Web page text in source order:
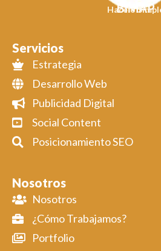
BIMAP
Hacelo
Servicios
Estrategia
Desarrollo Web
Publicidad Digital
Social Content
Posicionamiento SEO
Nosotros
Nosotros
¿Cómo Trabajamos?
Portfolio